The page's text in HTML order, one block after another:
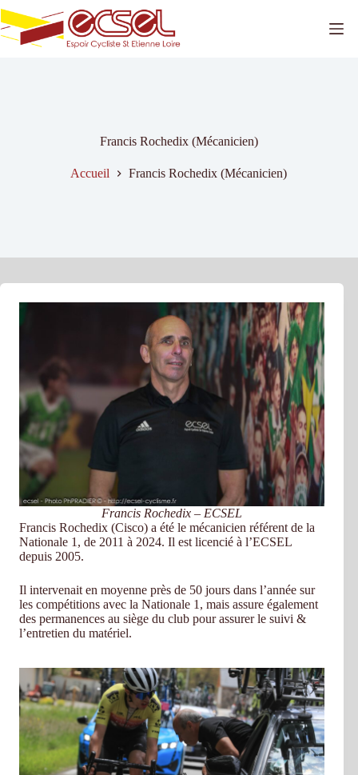
Passer
au
contenu
Francis Rochedix (Mécanicien)
Accueil Francis Rochedix (Mécanicien)
Francis Rochedix – ECSEL
Francis Rochedix (Cisco) a été le mécanicien référent de la
Nationale 1, de 2011 à 2024. Il est licencié à l’ECSEL
depuis 2005.
Il intervenait en moyenne près de 50 jours dans l’année sur
les compétitions avec la Nationale 1, mais assure également
des permanences au siège du club pour assurer le suivi &
l’entretien du matériel.